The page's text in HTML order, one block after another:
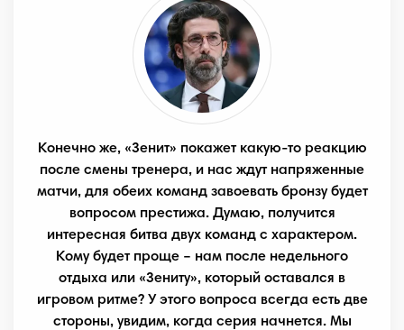
Конечно же, «Зенит» покажет какую-то реакцию
после смены тренера, и нас ждут напряженные
матчи, для обеих команд завоевать бронзу будет
вопросом престижа. Думаю, получится
интересная битва двух команд с характером.
Кому будет проще – нам после недельного
отдыха или «Зениту», который оставался в
игровом ритме? У этого вопроса всегда есть две
стороны, увидим, когда серия начнется. Мы